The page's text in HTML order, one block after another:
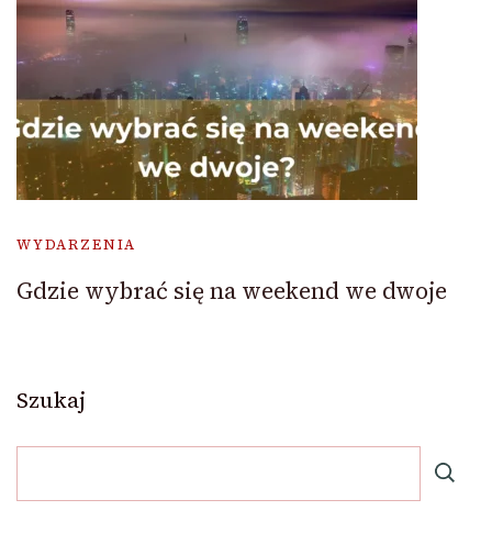
WYDARZENIA
Gdzie wybrać się na weekend we dwoje
Szukaj